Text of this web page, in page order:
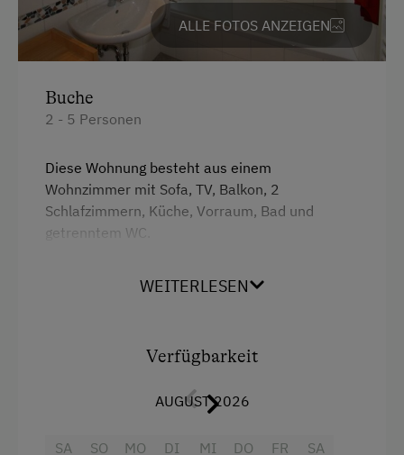
Doppelbett
Ausziehcouch
ALLE FOTOS ANZEIGEN
Buche
2 - 5 Personen
Diese Wohnung besteht aus einem
Wohnzimmer mit Sofa, TV, Balkon, 2
Schlafzimmern, Küche, Vorraum, Bad und
getrenntem WC.
Backrohr, Mikrowelle, Kühlschrank,
Gerne bieten wir bei Buchung der
Ferienwohnung unser reichhaltiges
Frühstücksbuffet mit hofeigenen Produkten aus
unserer biologisch bewirtschafteten
WEITERLESEN
Verfügbarkeit
AUGUST 2026
SA
SO
MO
DI
MI
DO
FR
SA